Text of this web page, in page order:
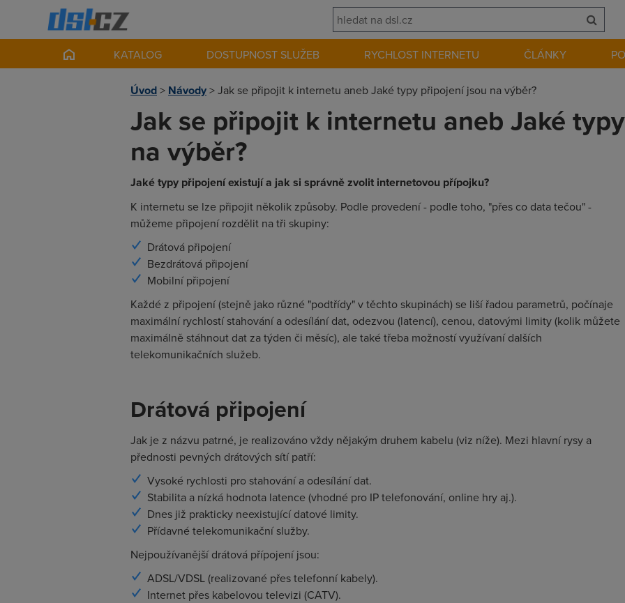
KATALOG DOSTUPNOST SLUŽEB RYCHLOST INTERNETU ČLÁNKY
Úvod> Návody>Jak se připojit k internetu aneb Jaké typy připojení jsou na výběr?
Jak se připojit k internetu aneb Jaké
na výběr?
Jaké typy připojení existují a jak si správně zvolit internetovou přípojku?
K internetu se lze připojit několik způsoby. Podle provedení - podle toho, "přes co data tečou" -
můžeme připojení rozdělit na tři skupiny:
Drátová připojení
Bezdrátová připojení
Mobilní připojení
Každé z připojení (stejně jako různé "podtřídy" v těchto skupinách) se liší řadou parametrů, počínaje
maximální rychlostí stahování a odesílání dat, odezvou (latencí), cenou, datovými limity (kolik můžete
maximálně stáhnout dat za týden či měsíc), ale také třeba možností využívaní dalších
telekomunikačních služeb.
Drátová připojení
Jak je z názvu patrné, je realizováno vždy nějakým druhem kabelu (viz níže). Mezi hlavní rysy a
přednosti pevných drátových sítí patří:
Vysoké rychlosti pro stahování a odesílání dat.
Stabilita a nízká hodnota latence (vhodné pro IP telefonování, online hry aj.).
Dnes již prakticky neexistující datové limity.
Přídavné telekomunikační služby.
Nejpoužívanější drátová přípojení jsou:
ADSL/VDSL (realizované přes telefonní kabely).
Internet přes kabelovou televizi (CATV).